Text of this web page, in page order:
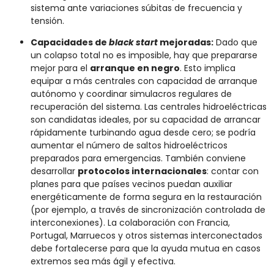
sistema ante variaciones súbitas de frecuencia y
tensión.
Capacidades de black start mejoradas: Dado que
un colapso total no es imposible, hay que prepararse
mejor para el arranque en negro. Esto implica
equipar a más centrales con capacidad de arranque
autónomo y coordinar simulacros regulares de
recuperación del sistema. Las centrales hidroeléctricas
son candidatas ideales, por su capacidad de arrancar
rápidamente turbinando agua desde cero; se podría
aumentar el número de saltos hidroeléctricos
preparados para emergencias. También conviene
desarrollar protocolos internacionales: contar con
planes para que países vecinos puedan auxiliar
energéticamente de forma segura en la restauración
(por ejemplo, a través de sincronización controlada de
interconexiones). La colaboración con Francia,
Portugal, Marruecos y otros sistemas interconectados
debe fortalecerse para que la ayuda mutua en casos
extremos sea más ágil y efectiva.